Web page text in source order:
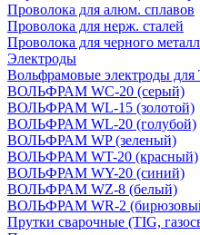
Проволока для алюм. сплавов
Проволока для нерж. сталей
Проволока для черного
Электроды
Вольфрамовые электроды для
ВОЛЬФРАМ WC-20 (серый)
ВОЛЬФРАМ WL-15 (золотой)
ВОЛЬФРАМ WL-20 (голубой)
ВОЛЬФРАМ WP (зеленый)
ВОЛЬФРАМ WT-20 (красный)
ВОЛЬФРАМ WY-20 (синий)
ВОЛЬФРАМ WZ-8 (белый)
ВОЛЬФРАМ WR-2
Прутки сварочные (TIG,